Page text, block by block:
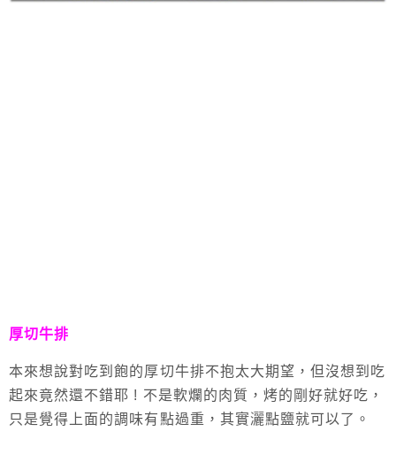
厚切牛排
本來想說對吃到飽的厚切牛排不抱太大期望，但沒想到吃
起來竟然還不錯耶 ! 不是軟爛的肉質，烤的剛好就好吃，
只是覺得上面的調味有點過重，其實灑點鹽就可以了。